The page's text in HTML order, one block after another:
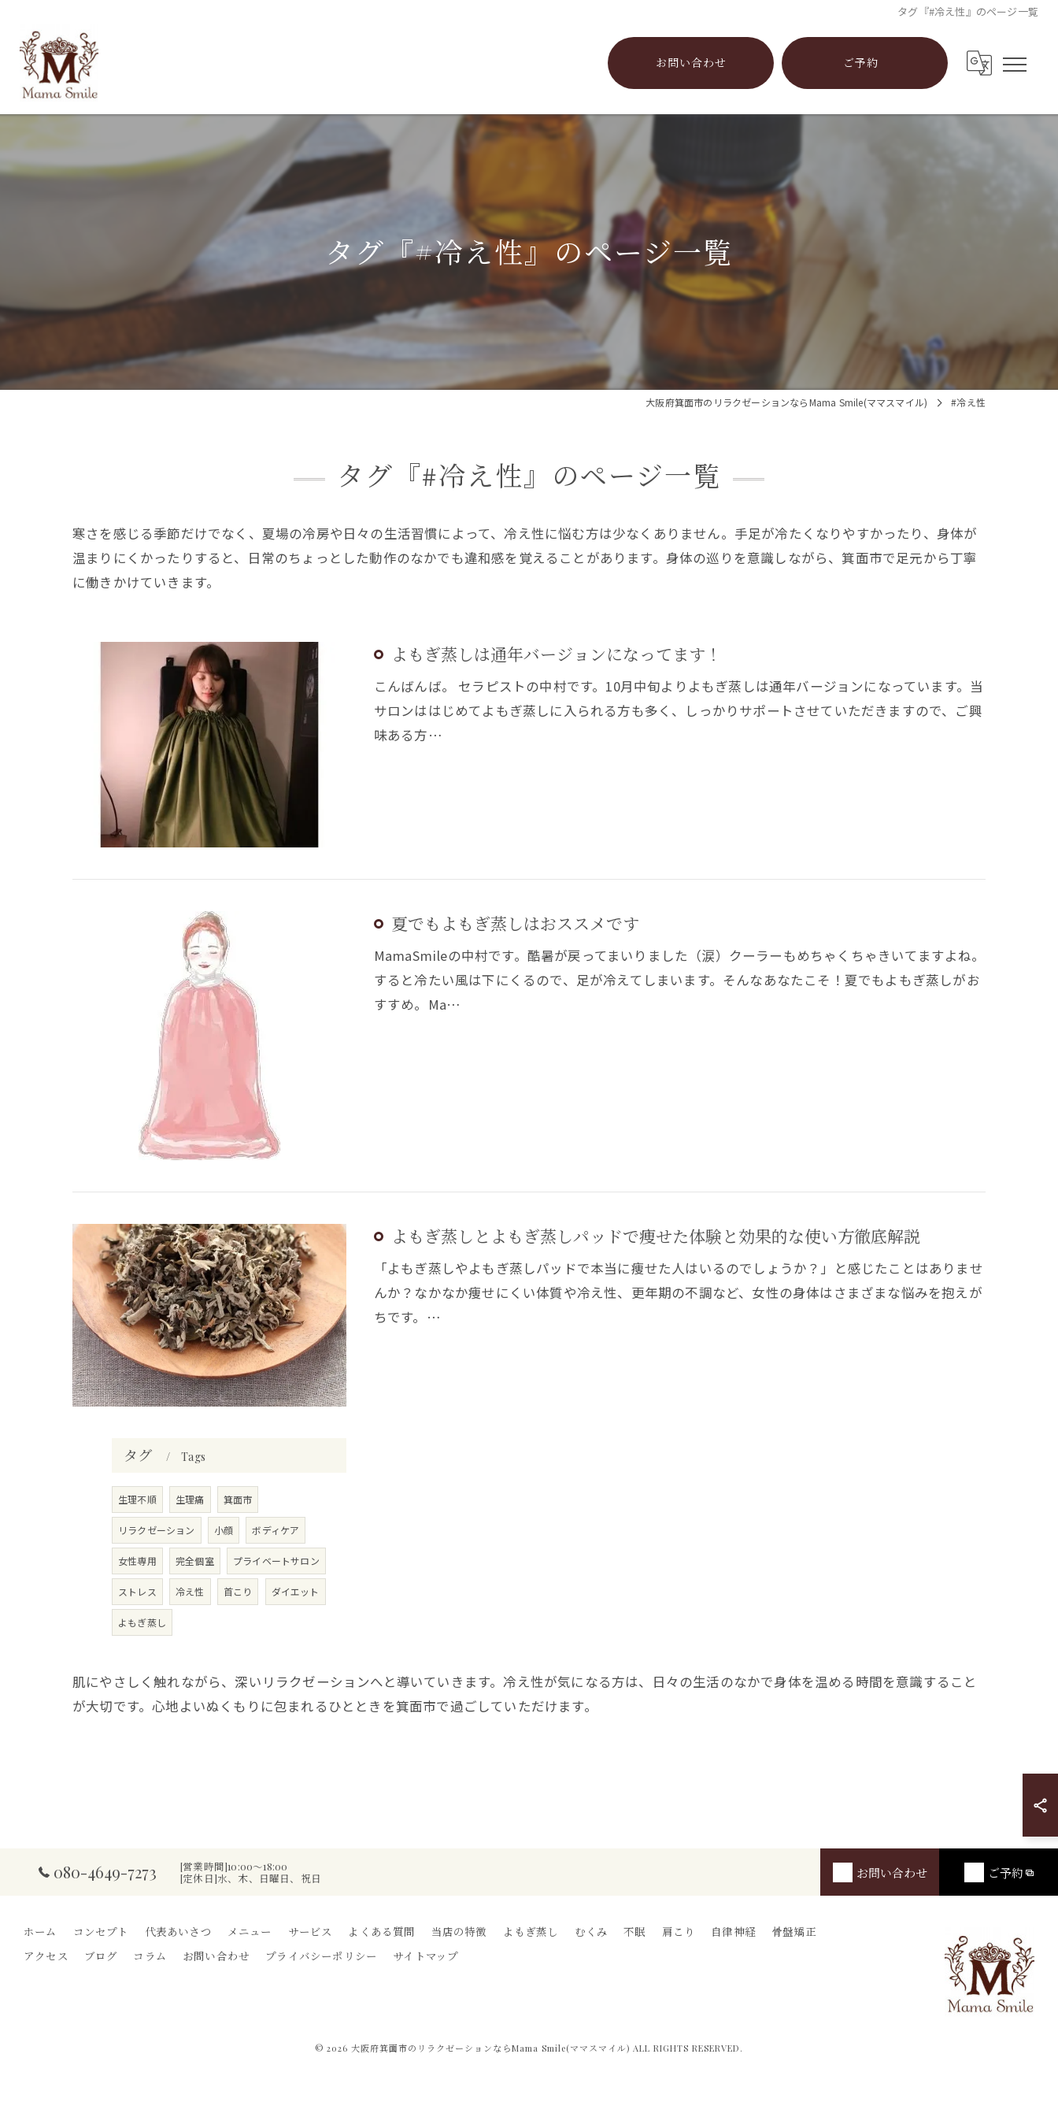
タグ『#冷え性』のページ一覧
お問い合わせ ご予約
タグ『#冷え性』のページ一覧
大阪府箕面市のリラクゼーションならMama Smile(ママスマイル) #冷え性
タグ『#冷え性』のページ一覧
寒さを感じる季節だけでなく、夏場の冷房や日々の生活習慣によって、冷え性に悩む方は少なくありません。手足が冷たくなりやすかったり、身体が
温まりにくかったりすると、日常のちょっとした動作のなかでも違和感を覚えることがあります。身体の巡りを意識しながら、箕面市で足元から丁寧
に働きかけていきます。
よもぎ蒸しは通年バージョンになってます！
こんばんば。 セラピストの中村です。10月中旬よりよもぎ蒸しは通年バージョンになっています。当
サロンははじめてよもぎ蒸しに入られる方も多く、しっかりサポートさせていただきますので、ご興
味ある方…
夏でもよもぎ蒸しはおススメです
MamaSmileの中村です。酷暑が戻ってまいりました（涙）クーラーもめちゃくちゃきいてますよね。
すると冷たい風は下にくるので、足が冷えてしまいます。そんなあなたこそ！夏でもよもぎ蒸しがお
すすめ。Ma…
よもぎ蒸しとよもぎ蒸しパッドで痩せた体験と効果的な使い方徹底解説
「よもぎ蒸しやよもぎ蒸しパッドで本当に痩せた人はいるのでしょうか？」と感じたことはありませ
んか？なかなか痩せにくい体質や冷え性、更年期の不調など、女性の身体はさまざまな悩みを抱えが
ちです。…
タグ Tags
生理不順 生理痛 箕面市
リラクゼーション 小顔 ボディケア
女性専用 完全個室 プライベートサロン
ストレス 冷え性 首こり ダイエット
よもぎ蒸し
肌にやさしく触れながら、深いリラクゼーションへと導いていきます。冷え性が気になる方は、日々の生活のなかで身体を温める時間を意識すること
が大切です。心地よいぬくもりに包まれるひとときを箕面市で過ごしていただけます。
080-4649-7273
[営業時間]10:00～18:00
[定休日]水、木、日曜日、祝日
お問い合わせ ご予約
ホーム コンセプト 代表あいさつ メニュー サービス よくある質問 当店の特徴 よもぎ蒸し むくみ 不眠 肩こり 自律神経
骨盤矯正
アクセス
ブログ コラム お問い合わせ プライバシーポリシー サイトマップ
© 2026 大阪府箕面市のリラクゼーションならMama Smile(ママスマイル) ALL RIGHTS RESERVED.